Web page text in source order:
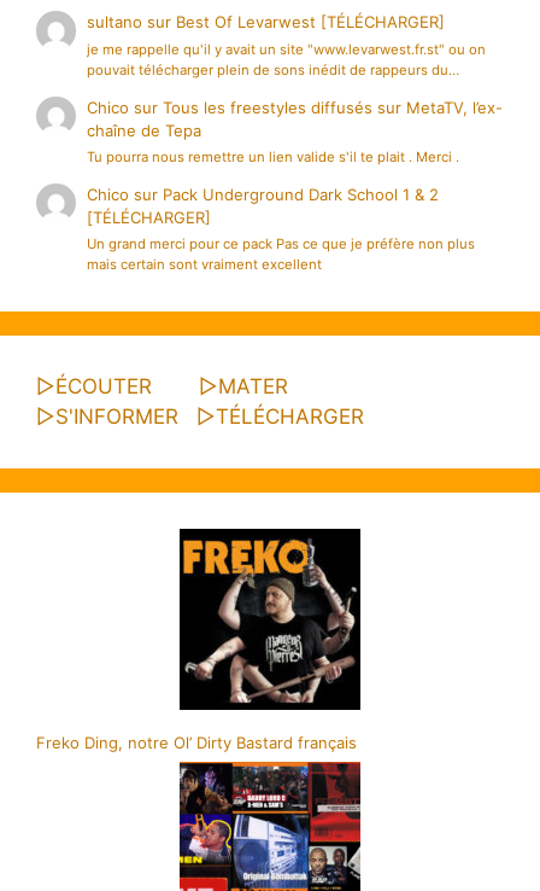
sultano sur Best Of Levarwest [TÉLÉCHARGER]
je me rappelle qu'il y avait un site "www.levarwest.fr.st" ou on
pouvait télécharger plein de sons inédit de rappeurs du…
Chico surTous les freestyles diffusés sur MetaTV, l’ex-
chaîne de Tepa
Tu pourra nous remettre un lien valide s'il te plait . Merci .
Chico sur Pack Underground Dark School 1 & 2
[TÉLÉCHARGER]
Un grand merci pour ce pack Pas ce que je préfère non plus
mais certain sont vraiment excellent
▷ÉCOUTER ▷MATER
▷S'INFORMER ▷TÉLÉCHARGER
Freko Ding, notre Ol’ Dirty Bastard français